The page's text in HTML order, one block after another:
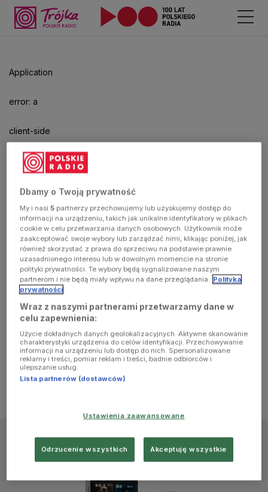
Application
error: a
client-side
exception
has
occurred
(see the
browser
console for
more
information)
Dbamy o Twoją prywatność
My i nasi5 partnerzy przechowujemy lub uzyskujemy dostęp do
informacji na urządzeniu, takich jak unikalne identyfikatory w plikach
cookie w celu przetwarzania danych osobowych. Użytkownik może
zaakceptować swoje wybory lub zarządzać nimi, klikając poniżej, jak
również skorzystać z prawa do sprzeciwu na podstawie prawnie
uzasadnionego interesu lub w dowolnym momencie na stronie
polityki prywatności. Te wybory będą sygnalizowane naszym
partnerom i nie będą miały wpływu na dane przeglądania. Polityka
prywatności
Wraz z naszymi partnerami przetwarzamy dane w
celu zapewnienia:
Użycie dokładnych danych geolokalizacyjnych. Aktywne skanowanie
charakterystyki urządzenia do celów identyfikacji. Przechowywanie
informacji na urządzeniu lub dostęp do nich. Spersonalizowane
reklamy i treści, pomiar reklam i treści, badnie odbiorców i
ulepszanie usług.
Lista partnerów (dostawców)
Ustawienia zaawansowane
Odrzucenie wszystkich Akceptuję wszystkie